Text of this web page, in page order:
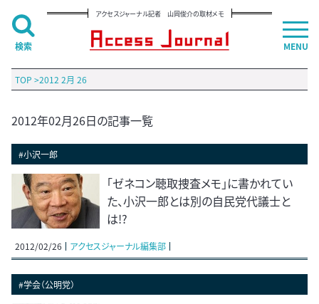
アクセスジャーナル記者 山岡俊介の取材メモ
TOP >2012 2月 26
2012年02月26日の記事一覧
#小沢一郎
「ゼネコン聴取捜査メモ」に書かれてい
た、小沢一郎とは別の自民党代議士と
は!?
2012/02/26 アクセスジャーナル編集部
#学会（公明党）
MENU
検索